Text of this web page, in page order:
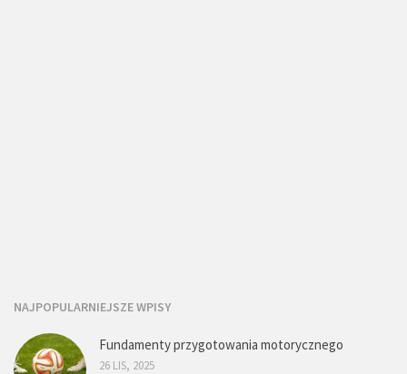
NAJPOPULARNIEJSZE WPISY
Fundamenty przygotowania motorycznego
26 LIS, 2025